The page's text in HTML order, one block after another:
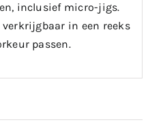
inclusief micro-jigs.
in een reeks
passen.